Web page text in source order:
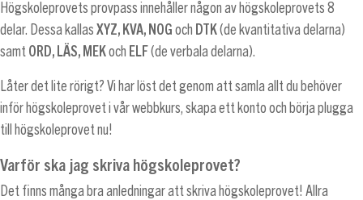
Högskoleprovets provpass innehåller någon av högskoleprovets 8
delar. Dessa kallas XYZ, KVA, NOG och DTK(de kvantitativa delarna)
samt ORD, LÄS, MEKoch ELF (de verbala delarna).
Låter det lite rörigt? Vi har löst det genom att samla allt du behöver
inför högskoleprovet i vår webbkurs, skapa ett konto och börja plugga
till högskoleprovet nu!
Varför ska jag skriva högskoleprovet?
Det finns många bra anledningar att skriva högskoleprovet! Allra